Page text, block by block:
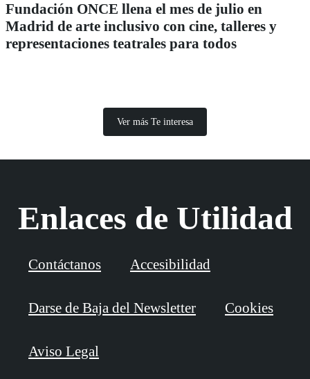
Fundación ONCE llena el mes de julio en
Madrid de arte inclusivo con cine, talleres y
representaciones teatrales para todos
Ver más Te interesa
Enlaces de Utilidad
Contáctanos Accesibilidad
Darse de Baja del Newsletter Cookies
Aviso Legal